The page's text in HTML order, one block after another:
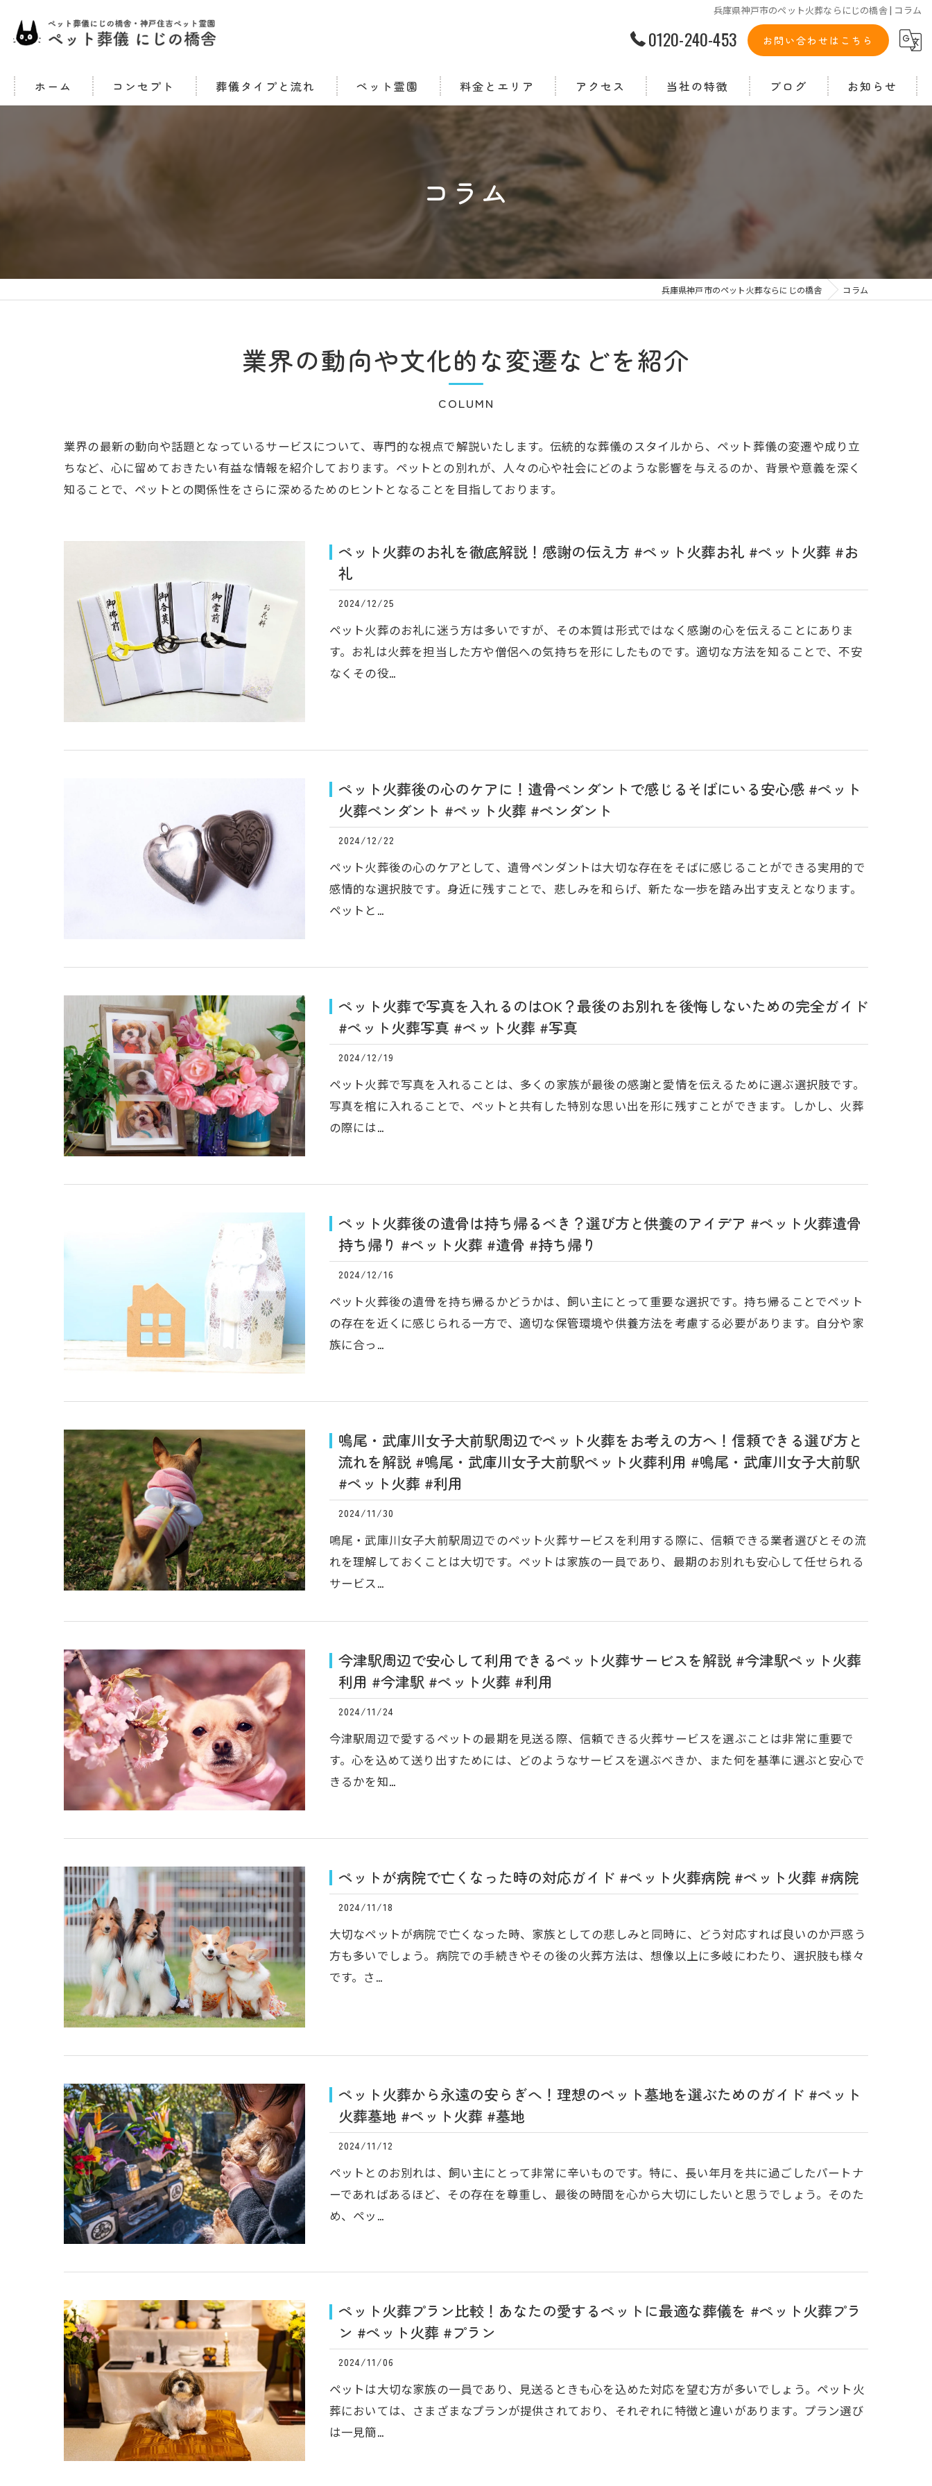
兵庫県神戸市のペット火葬ならにじの橋舎 | コラム
0120-240-453 お問い合わせはこちら
ホーム コンセプト 葬儀タイプと流れ ペット霊園 料金とエリア アクセス 当社の特徴 ブログ お知らせ
コラム
兵庫県神戸市のペット火葬ならにじの橋舎 コラム
業界の動向や文化的な変遷などを紹介
COLUMN
業界の最新の動向や話題となっているサービスについて、専門的な視点で解説いたします。伝統的な葬儀のスタイルから、ペット葬儀の変遷や成り立
ちなど、心に留めておきたい有益な情報を紹介しております。ペットとの別れが、人々の心や社会にどのような影響を与えるのか、背景や意義を深く
知ることで、ペットとの関係性をさらに深めるためのヒントとなることを目指しております。
ペット火葬のお礼を徹底解説！感謝の伝え方 #ペット火葬お礼 #ペット火葬 #お
礼
2024/12/25
ペット火葬のお礼に迷う方は多いですが、その本質は形式ではなく感謝の心を伝えることにありま
す。お礼は火葬を担当した方や僧侶への気持ちを形にしたものです。適切な方法を知ることで、不安
なくその役…
ペット火葬後の心のケアに！遺骨ペンダントで感じるそばにいる安心感 #ペット
火葬ペンダント #ペット火葬 #ペンダント
2024/12/22
ペット火葬後の心のケアとして、遺骨ペンダントは大切な存在をそばに感じることができる実用的で
感情的な選択肢です。身近に残すことで、悲しみを和らげ、新たな一歩を踏み出す支えとなります。
ペットと…
ペット火葬で写真を入れるのはOK？最後のお別れを後悔しないための完全ガイド
#ペット火葬写真 #ペット火葬 #写真
2024/12/19
ペット火葬で写真を入れることは、多くの家族が最後の感謝と愛情を伝えるために選ぶ選択肢です。
写真を棺に入れることで、ペットと共有した特別な思い出を形に残すことができます。しかし、火葬
の際には…
ペット火葬後の遺骨は持ち帰るべき？選び方と供養のアイデア #ペット火葬遺骨
持ち帰り #ペット火葬 #遺骨 #持ち帰り
2024/12/16
ペット火葬後の遺骨を持ち帰るかどうかは、飼い主にとって重要な選択です。持ち帰ることでペット
の存在を近くに感じられる一方で、適切な保管環境や供養方法を考慮する必要があります。自分や家
族に合っ…
鳴尾・武庫川女子大前駅周辺でペット火葬をお考えの方へ！信頼できる選び方と
流れを解説 #鳴尾・武庫川女子大前駅ペット火葬利用 #鳴尾・武庫川女子大前駅
#ペット火葬 #利用
2024/11/30
鳴尾・武庫川女子大前駅周辺でのペット火葬サービスを利用する際に、信頼できる業者選びとその流
れを理解しておくことは大切です。ペットは家族の一員であり、最期のお別れも安心して任せられる
サービス…
今津駅周辺で安心して利用できるペット火葬サービスを解説 #今津駅ペット火葬
利用 #今津駅 #ペット火葬 #利用
2024/11/24
今津駅周辺で愛するペットの最期を見送る際、信頼できる火葬サービスを選ぶことは非常に重要で
す。心を込めて送り出すためには、どのようなサービスを選ぶべきか、また何を基準に選ぶと安心で
きるかを知…
ペットが病院で亡くなった時の対応ガイド #ペット火葬病院 #ペット火葬 #病院
2024/11/18
大切なペットが病院で亡くなった時、家族としての悲しみと同時に、どう対応すれば良いのか戸惑う
方も多いでしょう。病院での手続きやその後の火葬方法は、想像以上に多岐にわたり、選択肢も様々
です。さ…
ペット火葬から永遠の安らぎへ！理想のペット墓地を選ぶためのガイド #ペット
火葬墓地 #ペット火葬 #墓地
2024/11/12
ペットとのお別れは、飼い主にとって非常に辛いものです。特に、長い年月を共に過ごしたパートナ
ーであればあるほど、その存在を尊重し、最後の時間を心から大切にしたいと思うでしょう。そのた
め、ペッ…
ペット火葬プラン比較！あなたの愛するペットに最適な葬儀を #ペット火葬プラ
ン #ペット火葬 #プラン
2024/11/06
ペットは大切な家族の一員であり、見送るときも心を込めた対応を望む方が多いでしょう。ペット火
葬においては、さまざまなプランが提供されており、それぞれに特徴と違いがあります。プラン選び
は一見簡…